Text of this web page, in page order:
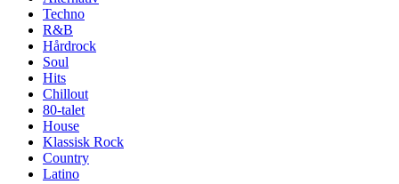
Techno
R&B
Hårdrock
Soul
Hits
Chillout
80-talet
House
Klassisk Rock
Country
Latino